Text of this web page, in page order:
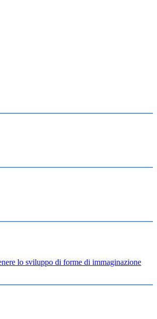
lo sviluppo di forme di immaginazione